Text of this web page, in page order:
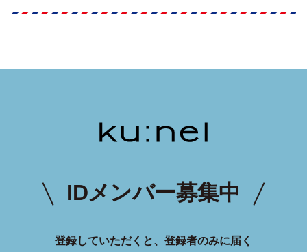
IDメンバー募集中
登録していただくと、登録者のみに届く